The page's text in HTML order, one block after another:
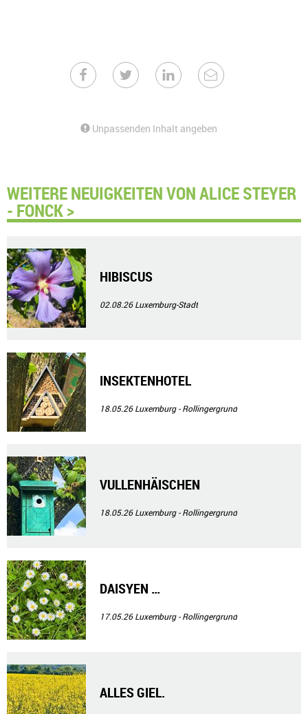
Unpassenden Inhalt angeben
WEITERE NEUIGKEITEN VON ALICE STEYER
- FONCK >
HIBISCUS
02.08.26Luxemburg-Stadt
INSEKTENHOTEL
18.05.26Luxemburg - Rollingergrund
VULLENHÄISCHEN
18.05.26Luxemburg - Rollingergrund
DAISYEN …
17.05.26Luxemburg - Rollingergrund
ALLES GIEL.